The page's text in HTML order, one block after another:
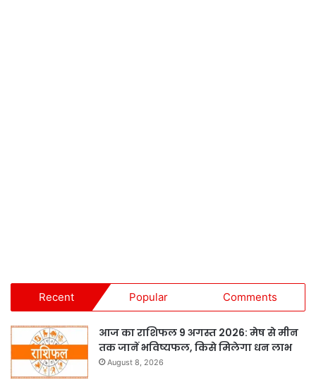
Recent Popular Comments
आज का राशिफल 9 अगस्त 2026: मेष से मीन
तक जानें भविष्यफल, किसे मिलेगा धन लाभ
August 8, 2026